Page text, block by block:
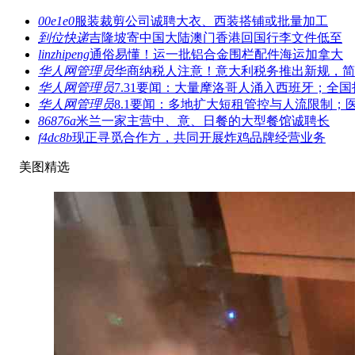
00e1e0服装裁剪公司诚聘大衣、西装搭铺或批量加工
到位快递吉隆坡寄中国大陆澳门香港回国行李文件低至
linzhipeng通俗易懂！运一批铝合金围栏配件海运加拿大
华人网管理员华商纳税人注意！意大利税务推出新规，
华人网管理员7.31要闻：大量摩洛哥人涌入西班牙；全国
华人网管理员8.1要闻：多地扩大短租管控与人流限制；
86876a米兰一家主营中、意、日餐的大型餐馆诚聘长
f4dc8b现正寻觅合作方，共同开展炸鸡品牌经营业务
美图精选